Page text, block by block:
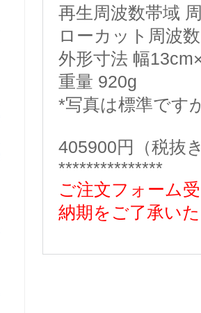
再生周波数帯域
ローカット周波
外形寸法 幅
重量 920g
*写真は標準です
405900円（税抜
***************
ご注文フォーム
納期をご了承い